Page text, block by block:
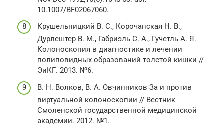
10.1007/BF02067060.
Крушельницкий В. С., Корочанская Н. В.,
Дурлештер В. М., Габриэль С. А., Гучетль А. Я.
Колоноскопия в диагностике и лечении
полиповидных образований толстой кишки //
ЭиКГ. 2013. №6.
В. Н. Волков, В. А. Овчинников За и против
виртуальной колоноскопии // Вестник
Смоленской государственной медицинской
академии. 2012. №1.